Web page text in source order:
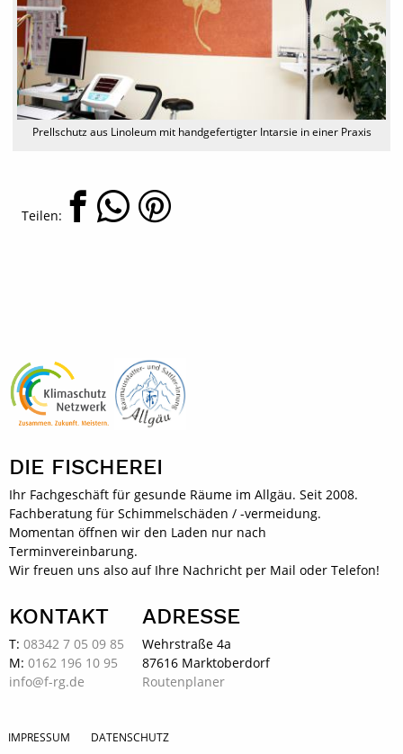
Prellschutz aus Linoleum mit handgefertigter Intarsie in einer Praxis
Teilen:
DIE FISCHEREI
Ihr Fachgeschäft für gesunde Räume im Allgäu. Seit 2008.
Fachberatung für Schimmelschäden / -vermeidung.
Momentan öffnen wir den Laden nur nach
Terminvereinbarung.
Wir freuen uns also auf Ihre Nachricht per Mail oder Telefon!
KONTAKT
T: 08342 7 05 09 85
M: 0162 196 10 95
info@f-rg.de
ADRESSE
Wehrstraße 4a
87616 Marktoberdorf
Routenplaner
IMPRESSUM DATENSCHUTZ